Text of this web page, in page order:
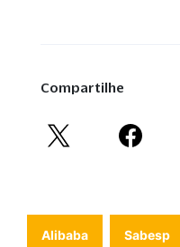
Compartilhe
Alibaba Sabesp